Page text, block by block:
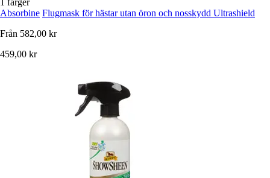
1 färger
Absorbine Flugmask för hästar utan öron och nosskydd Ultrashield
Från 582,00 kr
459,00 kr